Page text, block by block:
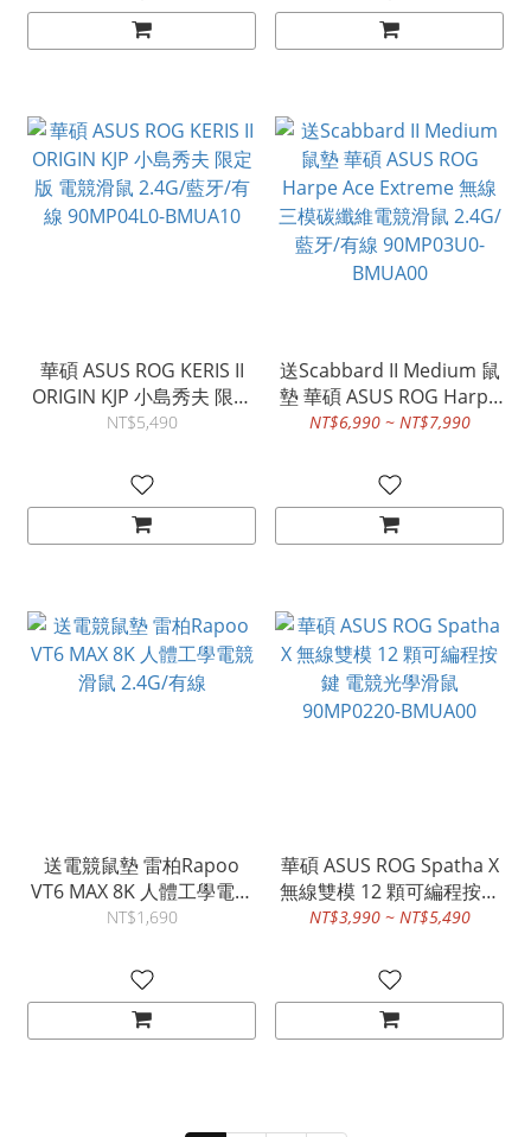
華碩 ASUS ROG KERIS II
ORIGIN KJP 小島秀夫 限定
版 電競滑鼠 2.4G/藍牙/有NT$5,490
送Scabbard II Medium 鼠
墊 華碩 ASUS ROG Harpe
Ace Extreme 無線三模碳
有線 90MP03U0-BMUA00
NT$6,990 ~ NT$7,990
送電競鼠墊 雷柏Rapoo
VT6 MAX 8K 人體工學電競
滑鼠 2.4G/有線
NT$1,690
華碩 ASUS ROG Spatha X
無線雙模 12 顆可編程按鍵
電競光學滑鼠 90MP0220-
NT$3,990 ~ NT$5,490